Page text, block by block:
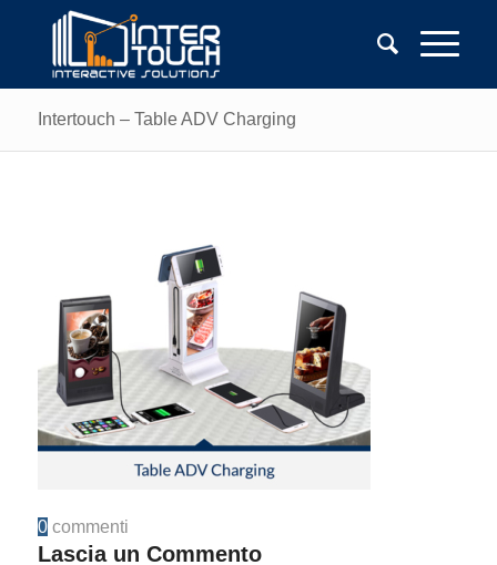
Intertouch – Table ADV Charging
0 commenti
Lascia un Commento